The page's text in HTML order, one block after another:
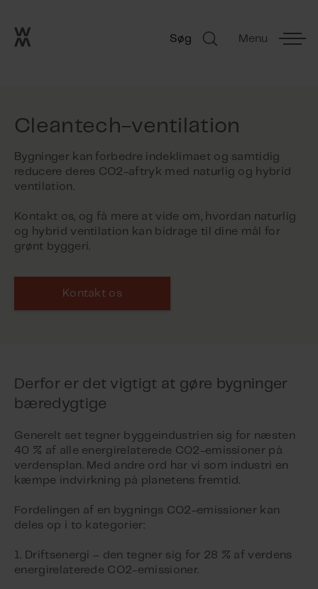
Søg Menu
Cleantech-ventilation
Bygninger kan forbedre indeklimaet og samtidig
reducere deres CO2-aftryk med naturlig og hybrid
ventilation.
Kontakt os, og få mere at vide om, hvordan naturlig
og hybrid ventilation kan bidrage til dine mål for
grønt byggeri.
Kontakt os
Derfor er det vigtigt at gøre bygninger
bæredygtige
Generelt set tegner byggeindustrien sig for næsten
40 % af alle energirelaterede CO2-emissioner på
verdensplan. Med andre ord har vi som industri en
kæmpe indvirkning på planetens fremtid.
Fordelingen af en bygnings CO2-emissioner kan
deles op i to kategorier:
1. Driftsenergi – den tegner sig for 28 % af verdens
energirelaterede CO2-emissioner.